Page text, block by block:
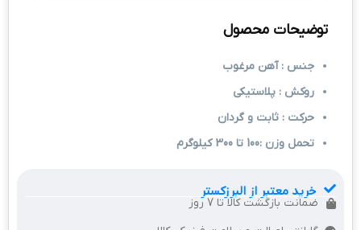
توضیحات محصول
جنس : آهن مرغوب
روکش : پلاستیکی
حرکت : ثابت و گردان
تحمل وزن :100 تا 300 کیلوگرم
خرید معتبر از البرزکستر
ضمانت بازگشت کالا تا 7 روز